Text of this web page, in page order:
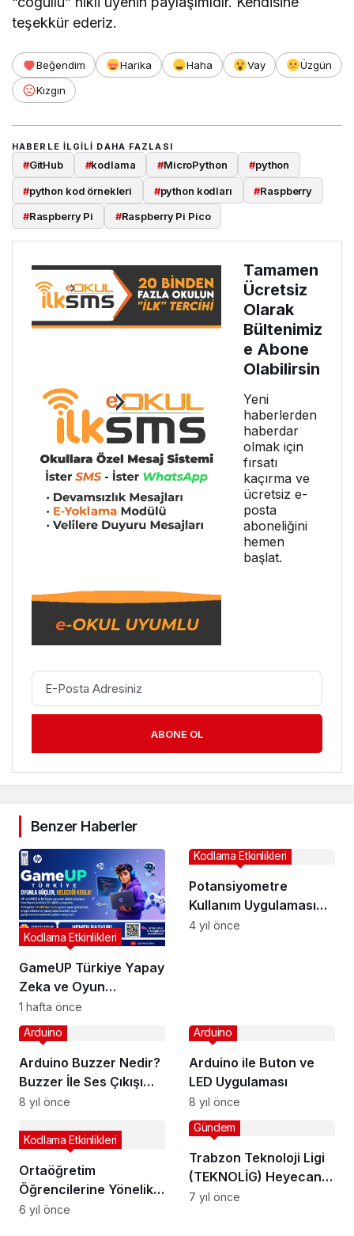
teşekkür ederiz.
Beğendim Harika Haha Vay
Üzgün
Kızgın
HABERLE ILGILI DAHA FAZLASI
#GitHub #kodlama #MicroPython #python
#python kod örnekleri #python kodları #Raspberry
#Raspberry Pi #Raspberry Pi Pico
Tamamen
Ücretsiz
Olarak
Bültenimiz
e Abone
Olabilirsin
Yeni
haberlerden
haberdar
olmak için
fırsatı
kaçırma ve
ücretsiz e-
posta
aboneliğini
hemen
başlat.
ABONE OL
Benzer Haberler
GameUP Türkiye Yapay
Zeka ve Oyun
Geliştirme Programı
Kodlama Etkinlikleri
1 hafta önce
Potansiyometre
Kullanım Uygulaması
Devre Çizimi (Fritzing
Kodlama Etkinlikleri
4 yıl önce
Arduino Buzzer Nedir?
Buzzer İle Ses Çıkışı
Alma
Arduino
8 yıl önce
Arduino ile Buton ve
LED Uygulaması
Arduino
8 yıl önce
Ortaöğretim
Öğrencilerine Yönelik
“EVDE KODLUYORUM”
Kodlama Etkinlikleri
6 yıl önce
Trabzon Teknoloji Ligi
(TEKNOLİG) Heyecanı
Başladı…
Gündem
7 yıl önce